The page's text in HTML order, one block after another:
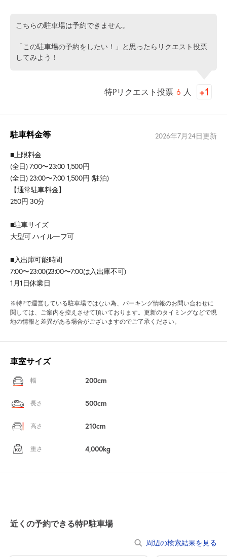
こちらの駐車場は予約できません。
「この駐車場の予約をしたい！」と思ったらリクエスト投票
してみよう！
特Pリクエスト投票 6 人
駐車料金等 2026年7月24日更新
■上限料金
(全日) 7:00〜23:00 1,500円
(全日) 23:00〜7:00 1,500円 (駐泊)
【通常駐車料金】
250円 30分
■駐車サイズ
大型可 ハイルーフ可
■入出庫可能時間
7:00〜23:00(23:00〜7:00は入出庫不可)
1月1日休業日
※特Pで運営している駐車場ではない為、パーキング情報のお問い合わせに
関しては、ご案内を控えさせて頂いております。更新のタイミングなどで現
地の情報と差異がある場合がございますのでご了承ください。
車室サイズ
幅 200cm
長さ 500cm
高さ 210cm
重さ 4,000kg
近くの予約できる特P駐車場
周辺の検索結果を見る